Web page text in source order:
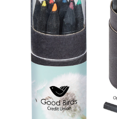
Colored
Pencil
Sharpener